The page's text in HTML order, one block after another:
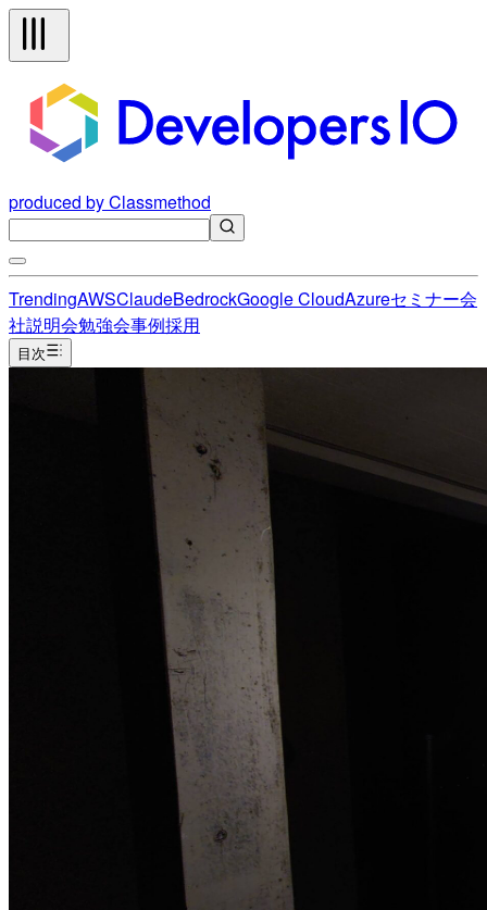
produced by Classmethod
TrendingAWSClaudeBedrockGoogle CloudAzureセミナー会
社説明会勉強会事例採用
目次